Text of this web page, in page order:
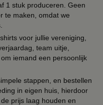
1 stuk produceren. Geen
te maken, omdat we
voor jullie vereniging,
team uitje,
iemand een persoonlijk
stappen, en bestellen
in eigen huis, hierdoor
prijs laag houden en